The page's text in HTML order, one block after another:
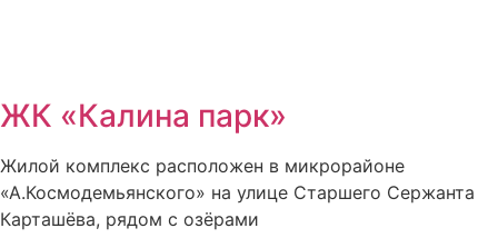
ЖК «Калина парк»
Жилой комплекс расположен в микрорайоне
«А.Космодемьянского» на улице Старшего Сержанта
Карташёва, рядом с озёрами